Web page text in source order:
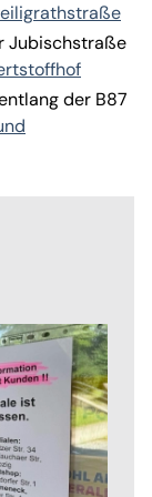
Jubischstraße
der B87